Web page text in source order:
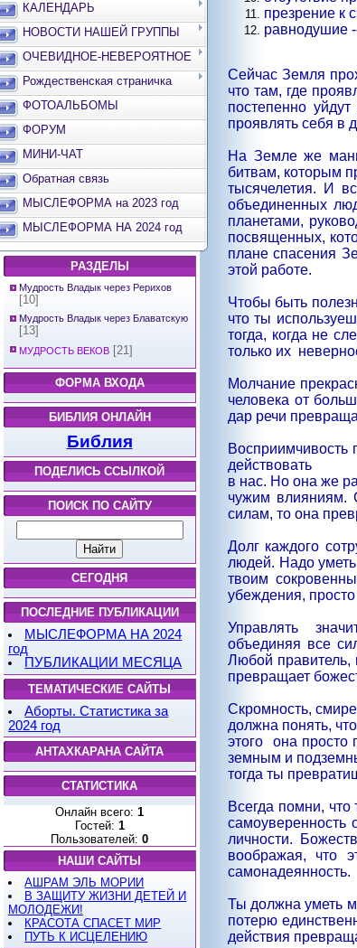
КАЛЕНДАРЬ
НОВОСТИ НАШЕЙ ГРУППЫ
ОЧЕВИДНОЕ-НЕВЕРОЯТНОЕ
Рождественская страничка
ФОТОАЛЬБОМЫ
ФОРУМ
МИНИ-ЧАТ
Обратная связь
МЫСЛЕФОРМА на 2023 год
МЫСЛЕФОРМА НА 2024 год
РАЗДЕЛЫ
Мудрость Владык через Рерихов
[10]
Мудрость Владык через Блаватскую
[13]
МУДРОСТЬ ВЕКОВ [21]
ФОРМА ВХОДА
БИБЛИЯ ОНЛАЙН
Библия
ПОДЕЛИСЬ ССЫЛКОЙ
ПОИСК ПО САЙТУ
СЕГОДНЯ
ПОСЛЕДНИЕ ПУБЛИКАЦИИ
МЫСЛЕФОРМА НА 2024
год
ПУБЛИКАЦИИ МЕСЯЦА
ТЕМАТИЧЕСКИЕ САЙТЫ
Аборты. Статистика за
2024 год
АНТАХКАРАНА САЙТА
СТАТИСТИКА
Онлайн всего: 1
Гостей: 1
Пользователей: 0
НАШИ САЙТЫ
АШРАМ ЭЛЬ МОРИИ
В ЗАЩИТУ ЖИЗНИ ДЕТЕЙ И
МОЛОДЕЖИ!
КРАСОТА СПАСЕТ МИР
ПУТЬ К ИСЦЕЛЕНИЮ
презрение к
равнодушие
Сейчас Земля
что там, где
постепенно
проявлять себя в
На Земле же
битвам, которым
тысячелетия. И
объединенных
планетами,
посвященных,
плане спасения
этой работе.
Чтобы быть
что ты
тогда, когда не
только их
Молчание
человека от
дар речи
Восприимчивость
действовать
в нас. Но она же
чужим влияниям.
силам, то она
Долг каждого
людей. Надо уметь
твоим
убеждения,
Управлять
объединяя все
Любой правитель,
превращает
Скромность,
должна понять,
этого
она просто
земным и
тогда ты
Всегда помни, что
самоуверенность
личности.
воображая, что
самонадеянность.
Ты должна уметь
потерю
действия